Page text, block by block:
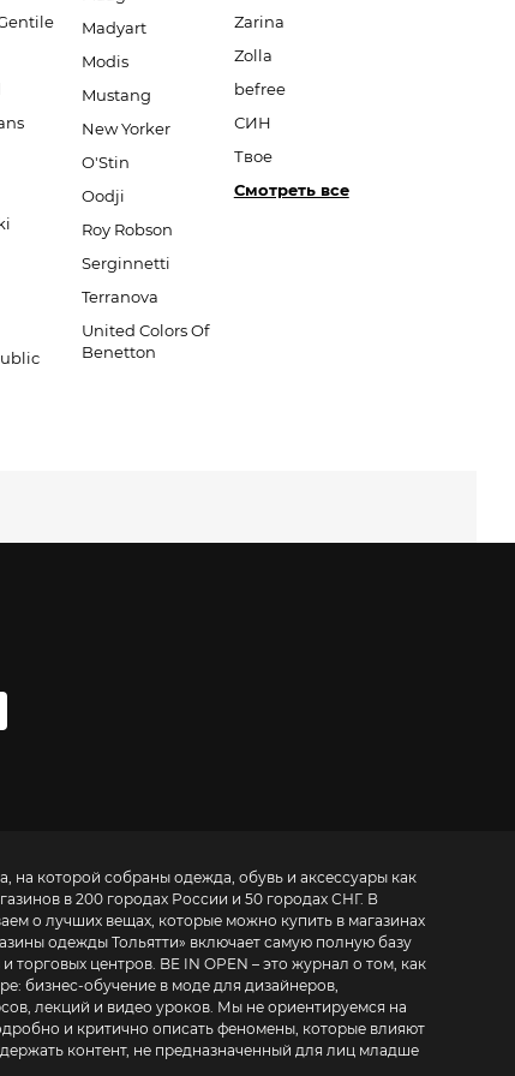
Madyart
Modis
Mustang
New Yorker
O'Stin
Oodji
Roy Robson
Serginnetti
Terranova
United Colors Of
Benetton
Zarina
Zolla
befree
СИН
Твое
Смотреть все
на которой собраны одежда, обувь и аксессуары как
в 200 городах России и 50 городах СНГ. В
о лучших вещах, которые можно купить в магазинах
одежды Тольятти» включает самую полную базу
OPEN – это журнал о том, как
бизнес-обучение в моде для дизайнеров,
лекций и видео уроков. Мы не ориентируемся на
и критично описать феномены, которые влияют
контент, не предназначенный для лиц младше